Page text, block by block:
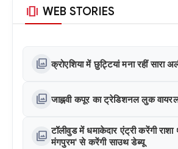
amp_stories WEB STORIES
photo_library क्रोएशिया में छुट्टियां मना रहीं सारा
photo_library जाह्नवी कपूर का ट्रेडिशनल लुक
photo_library टॉलीवुड में धमाकेदार एंट्री करेंगी राशा
मंगपुरम' से करेंगी साउथ डेब्यू